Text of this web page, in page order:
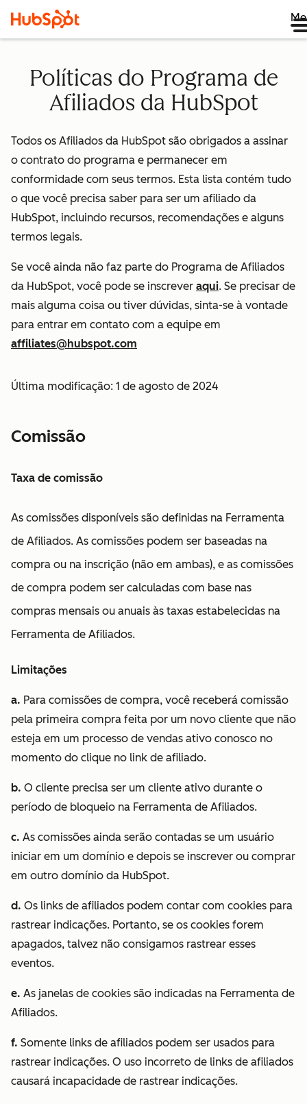
Políticas do Programa de
Afiliados da HubSpot
Todos os Afiliados da HubSpot são obrigados a assinar
o contrato do programa e permanecer em
conformidade com seus termos. Esta lista contém tudo
o que você precisa saber para ser um afiliado da
HubSpot, incluindo recursos, recomendações e alguns
termos legais.
Se você ainda não faz parte do Programa de Afiliados
da HubSpot, você pode se inscrever aqui. Se precisar de
mais alguma coisa ou tiver dúvidas, sinta-se à vontade
para entrar em contato com a equipe em
affiliates@hubspot.com
Última modificação: 1 de agosto de 2024
Comissão
Taxa de comissão
As comissões disponíveis são definidas na Ferramenta
de Afiliados. As comissões podem ser baseadas na
compra ou na inscrição (não em ambas), e as comissões
de compra podem ser calculadas com base nas
compras mensais ou anuais às taxas estabelecidas na
Ferramenta de Afiliados.
Limitações
a. Para comissões de compra, você receberá comissão
pela primeira compra feita por um novo cliente que não
esteja em um processo de vendas ativo conosco no
momento do clique no link de afiliado.
b. O cliente precisa ser um cliente ativo durante o
período de bloqueio na Ferramenta de Afiliados.
c. As comissões ainda serão contadas se um usuário
iniciar em um domínio e depois se inscrever ou comprar
em outro domínio da HubSpot.
d. Os links de afiliados podem contar com cookies para
rastrear indicações. Portanto, se os cookies forem
apagados, talvez não consigamos rastrear esses
eventos.
e. As janelas de cookies são indicadas na Ferramenta de
Afiliados.
f. Somente links de afiliados podem ser usados para
rastrear indicações. O uso incorreto de links de afiliados
causará incapacidade de rastrear indicações.